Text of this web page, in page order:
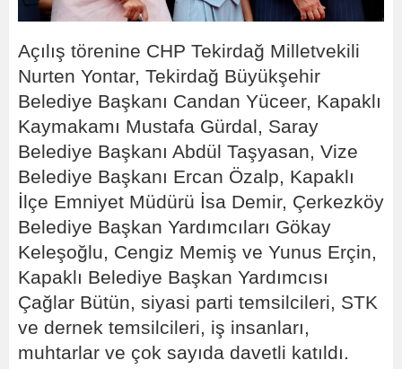
Açılış törenine CHP Tekirdağ Milletvekili
Nurten Yontar, Tekirdağ Büyükşehir
Belediye Başkanı Candan Yüceer, Kapaklı
Kaymakamı Mustafa Gürdal, Saray
Belediye Başkanı Abdül Taşyasan, Vize
Belediye Başkanı Ercan Özalp, Kapaklı
İlçe Emniyet Müdürü İsa Demir, Çerkezköy
Belediye Başkan Yardımcıları Gökay
Keleşoğlu, Cengiz Memiş ve Yunus Erçin,
Kapaklı Belediye Başkan Yardımcısı
Çağlar Bütün, siyasi parti temsilcileri, STK
ve dernek temsilcileri, iş insanları,
muhtarlar ve çok sayıda davetli katıldı.